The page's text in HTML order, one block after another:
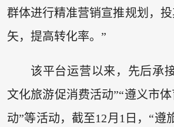
群体进行精准营销宣推规划，
矢，提高转化率。”
该平台运营以来，先后承
文化旅游促消费活动”“遵义市
动”等活动，截至12月1日，“遵